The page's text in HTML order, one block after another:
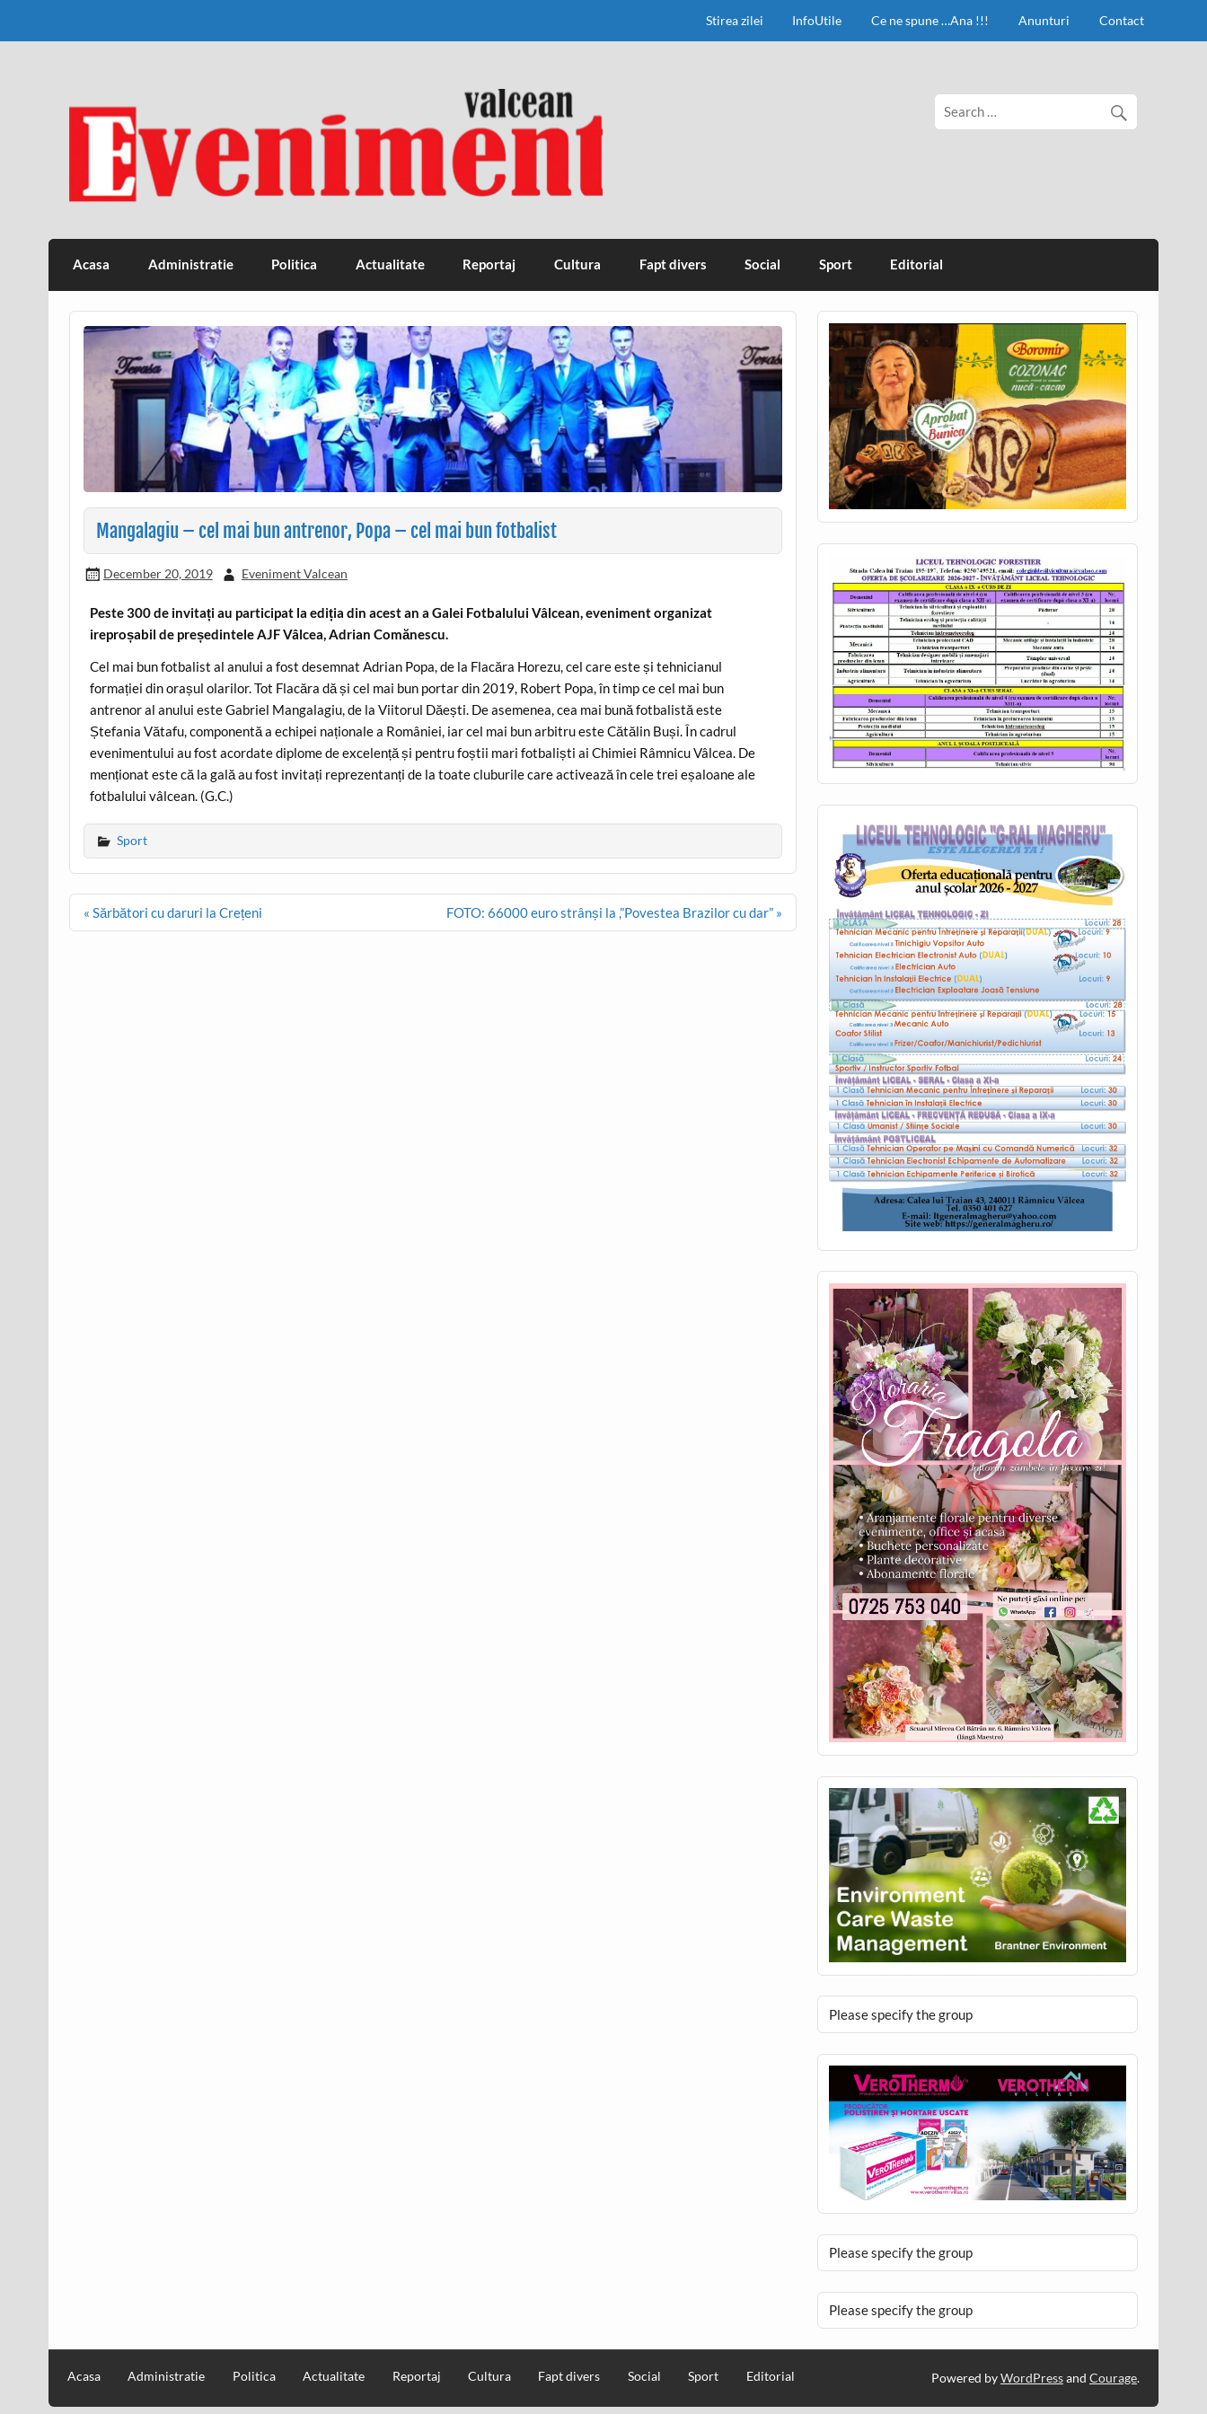
Stirea zilei InfoUtile Ce ne spune …Ana !!! Anunturi Contact
Eveniment Valcean
Acasa Administratie Politica Actualitate Reportaj Cultura Fapt divers Social Sport Editorial
Mangalagiu – cel mai bun antrenor, Popa – cel mai bun fotbalist
December 20, 2019 Eveniment Valcean
Peste 300 de invitați au participat la ediția din acest an a Galei Fotbalului Vâlcean, eveniment organizat
ireproșabil de președintele AJF Vâlcea, Adrian Comănescu.
Cel mai bun fotbalist al anului a fost desemnat Adrian Popa, de la Flacăra Horezu, cel care este și tehnicianul
formației din orașul olarilor. Tot Flacăra dă și cel mai bun portar din 2019, Robert Popa, în timp ce cel mai bun
antrenor al anului este Gabriel Mangalagiu, de la Viitorul Dăești. De asemenea, cea mai bună fotbalistă este
Ștefania Vătafu, componentă a echipei naționale a României, iar cel mai bun arbitru este Cătălin Buși. În cadrul
evenimentului au fost acordate diplome de excelență și pentru foștii mari fotbaliști ai Chimiei Râmnicu Vâlcea. De
menționat este că la gală au fost invitați reprezentanți de la toate cluburile care activează în cele trei eșaloane ale
fotbalului vâlcean. (G.C.)
Sport
Post
« Sărbători cu daruri la Crețeni FOTO: 66000 euro strânși la ,”Povestea Brazilor cu dar” »
Please specify the group
Please specify the group
Please specify the group
Acasa Administratie Politica Actualitate Reportaj Cultura Fapt divers Social Sport Editorial Powered byWordPressand Courage.